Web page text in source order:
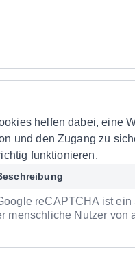
helfen dabei, eine
und den Zugang zu
funktionieren.
reCAPTCHA ist
menschliche Nutzer von